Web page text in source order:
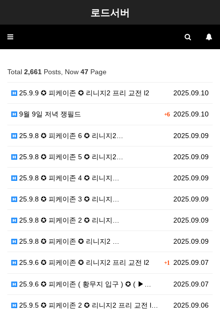
로드서버
Toggle
Total 2,661 Posts, Now 47 Page
2025.09.10
25.9.9 ✪ 피케이존 ✪ 리니지2 프리 교전 l2
+62025.09.10
9월 9일 저녁 쟁필드
2025.09.09
25.9.8 ✪ 피케이존 6 ✪ 리니지2…
2025.09.09
25.9.8 ✪ 피케이존 5 ✪ 리니지2…
2025.09.09
25.9.8 ✪ 피케이존 4 ✪ 리니지…
2025.09.09
25.9.8 ✪ 피케이존 3 ✪ 리니지…
2025.09.09
25.9.8 ✪ 피케이존 2 ✪ 리니지…
2025.09.09
25.9.8 ✪ 피케이존 ✪ 리니지2 …
+1 2025.09.07
25.9.6 ✪ 피케이존 ✪ 리니지2 프리 교전 l2
2025.09.07
25.9.6 ✪ 피케이존 ( 황무지 입구 ) ✪ ( ▶…
2025.09.06
25.9.5 ✪ 피케이존 2 ✪ 리니지2 프리 교전 l…